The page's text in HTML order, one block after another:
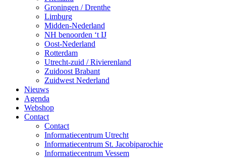
Groningen / Drenthe
Limburg
Midden-Nederland
NH benoorden ‘t IJ
Oost-Nederland
Rotterdam
Utrecht-zuid / Rivierenland
Zuidoost Brabant
Zuidwest Nederland
Nieuws
Agenda
Webshop
Contact
Contact
Informatiecentrum Utrecht
Informatiecentrum St. Jacobiparochie
Informatiecentrum Vessem